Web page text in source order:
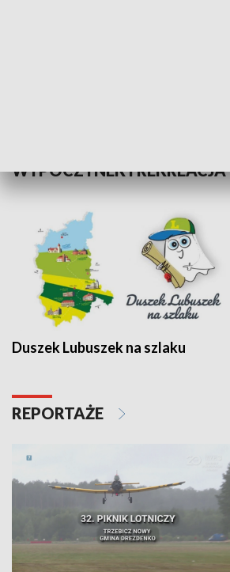
WYPOCZYNEK I REKREACJA
Duszek Lubuszek na szlaku
REPORTAŻE